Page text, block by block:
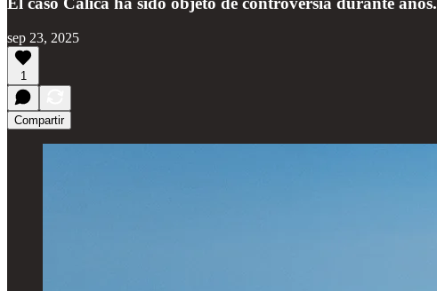
sep 23, 2025
1
Compartir